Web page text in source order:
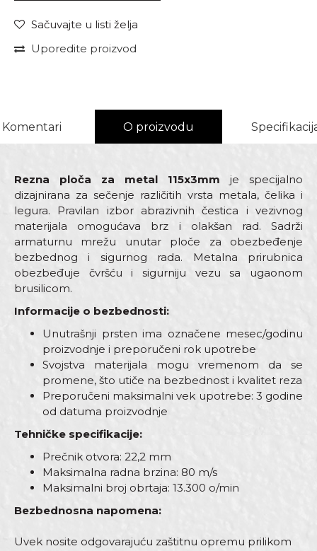
Sačuvajte u listi želja
Uporedite proizvod
Komentari O proizvodu
Rezna ploča za metal 115x3mm je specijalno
dizajnirana za sečenje različitih vrsta metala, čelika i
legura. Pravilan izbor abrazivnih čestica i vezivnog
materijala omogućava brz i olakšan rad. Sadrži
armaturnu mrežu unutar ploče za obezbeđenje
bezbednog i sigurnog rada. Metalna prirubnica
obezbeđuje čvršću i sigurniju vezu sa ugaonom
brusilicom.
Informacije o bezbednosti:
Unutrašnji prsten ima označene mesec/godinu
proizvodnje i preporučeni rok upotrebe
Svojstva materijala mogu vremenom da se
promene, što utiče na bezbednost i kvalitet reza
Preporučeni maksimalni vek upotrebe: 3 godine
od datuma proizvodnje
Tehničke specifikacije:
Prečnik otvora: 22,2 mm
Maksimalna radna brzina: 80 m/s
Maksimalni broj obrtaja: 13.300 o/min
Bezbednosna napomena:
Uvek nosite odgovarajuću zaštitnu opremu prilikom